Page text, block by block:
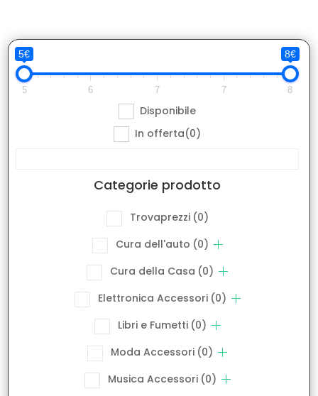
5€ 8€
5 6 7 7 8
Disponibile
In offerta(0)
Categorie prodotto
Trovaprezzi (0)
Cura dell'auto (0)
Cura della Casa (0)
Elettronica Accessori (0)
Libri e Fumetti (0)
Moda Accessori (0)
Musica Accessori (0)